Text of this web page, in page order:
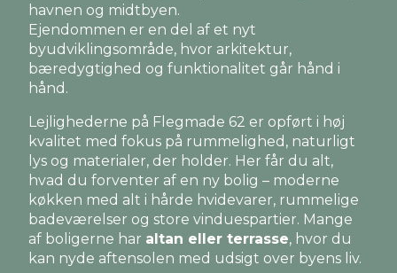
havnen og midtbyen.
Ejendommen er en del af et nyt
byudviklingsområde, hvor arkitektur,
bæredygtighed og funktionalitet går hånd i
hånd.
Lejlighederne på Flegmade 62 er opført i høj
kvalitet med fokus på rummelighed, naturligt
lys og materialer, der holder. Her får du alt,
hvad du forventer af en ny bolig – moderne
køkken med alt i hårde hvidevarer, rummelige
badeværelser og store vinduespartier. Mange
af boligerne har altan eller terrasse, hvor du
kan nyde aftensolen med udsigt over byens liv.